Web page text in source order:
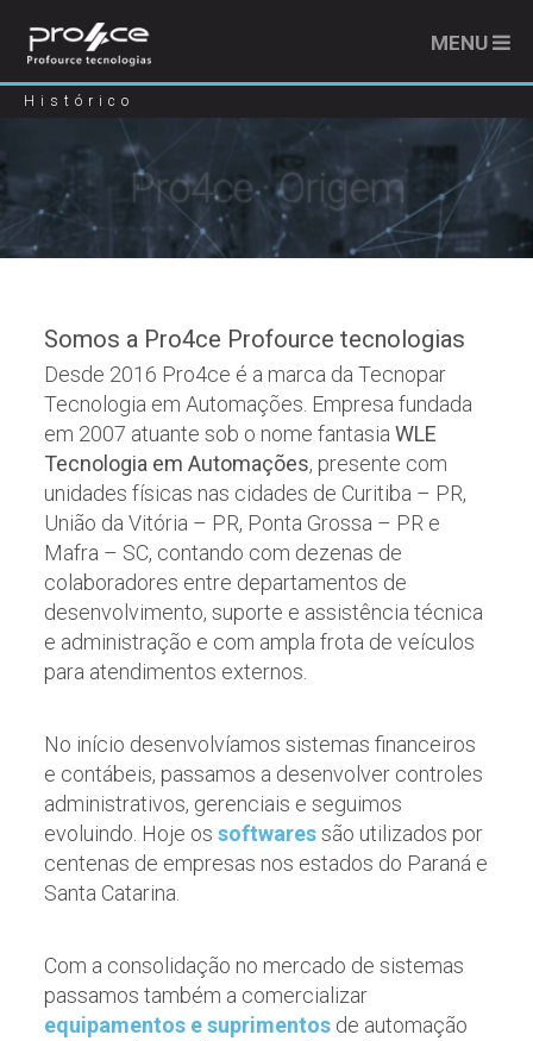
MENU
Histórico
Pro4ce · Origem
Somos a Pro4ce Profource tecnologias
Desde 2016 Pro4ce é a marca da Tecnopar
Tecnologia em Automações. Empresa fundada
em 2007 atuante sob o nome fantasia WLE
Tecnologia em Automações, presente com
unidades físicas nas cidades de Curitiba – PR,
União da Vitória – PR, Ponta Grossa – PR e
Mafra – SC, contando com dezenas de
colaboradores entre departamentos de
desenvolvimento, suporte e assistência técnica
e administração e com ampla frota de veículos
para atendimentos externos.
No início desenvolvíamos sistemas financeiros
e contábeis, passamos a desenvolver controles
administrativos, gerenciais e seguimos
evoluindo. Hoje os softwaressão utilizados por
centenas de empresas nos estados do Paraná e
Santa Catarina.
Com a consolidação no mercado de sistemas
passamos também a comercializar
equipamentos e suprimentosde automação